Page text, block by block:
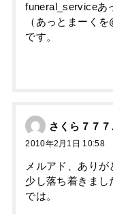
funeral_serviceあ
（あっとまーく
です。
さくら７７７
2010年2月1日 10:58
メルアド、ありが
少し落ち着きまし
では。